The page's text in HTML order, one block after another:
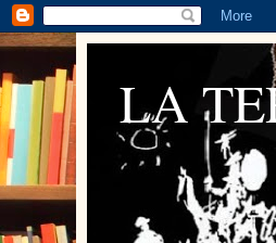
LA